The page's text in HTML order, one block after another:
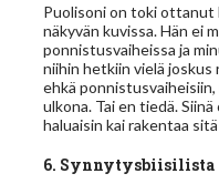
Puolisoni on toki ottanut
näkyvän kuvissa. Hän ei
ponnistusvaiheissa ja
niihin hetkiin vielä joskus
ehkä
ulkona. Tai en tiedä.
haluaisin kai rakentaa
6. Synnytysbiisilista